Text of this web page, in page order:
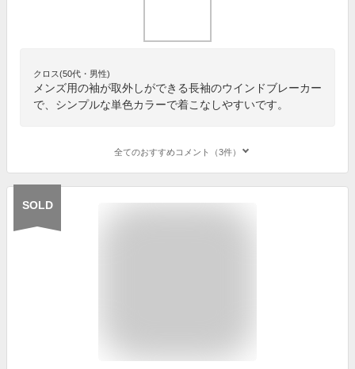
クロス(50代・男性)
メンズ用の袖が取外しができる長袖のウインドブレーカー
で、シンプルな単色カラーで着こなしやすいです。
全てのおすすめコメント（3件）
SOLD